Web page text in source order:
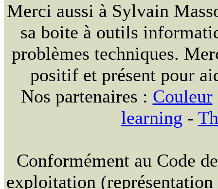
Merci aussi à Sylvain
sa boite à outils
problèmes techniques.
positif et présent pour
Nos partenaires : Couleur
learning -
Conformément au Code
exploitation